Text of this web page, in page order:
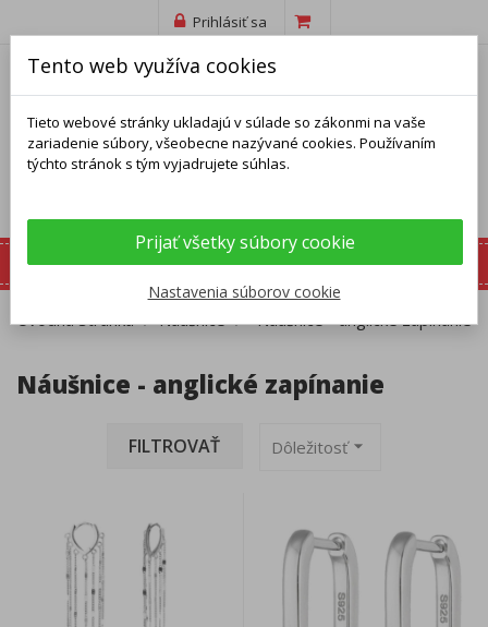
Prihlásiť sa
Úvodná stránka Náušnice Náušnice - anglické zapínanie
Náušnice - anglické zapínanie
FILTROVAŤ Dôležitosťarrow_drop_down
Tento web využíva cookies
Tieto webové stránky ukladajú v súlade so zákonmi na vaše
zariadenie súbory, všeobecne nazývané cookies. Používaním
týchto stránok s tým vyjadrujete súhlas.
Prijať všetky súbory cookie
Nastavenia súborov cookie